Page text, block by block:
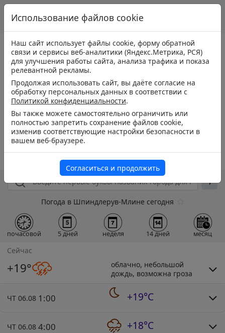
Погода в Шпиндлерув-Млине сегодня
почасовой 5 дней неделя 14 дней месяц
Сейчас
+19°
облачно, небольшой
дождь, возможна гроза
ЧТ 06.08 1:00 +19°C
ЧТ 06.08 4:00 +18°C
Использование файлов cookie
Наш сайт использует файлы cookie, форму обратной
связи и сервисы веб-аналитики (Яндекс.Метрика, РСЯ)
для улучшения работы сайта, анализа трафика и показа
релевантной рекламы.
Продолжая использовать сайт, вы даёте согласие на
обработку персональных данных в соответствии с
Политикой конфиденциальности.
Вы также можете самостоятельно ограничить или
полностью запретить сохранение файлов cookie,
изменив соответствующие настройки безопасности в
вашем веб-браузере.
Согласиться и продолжить